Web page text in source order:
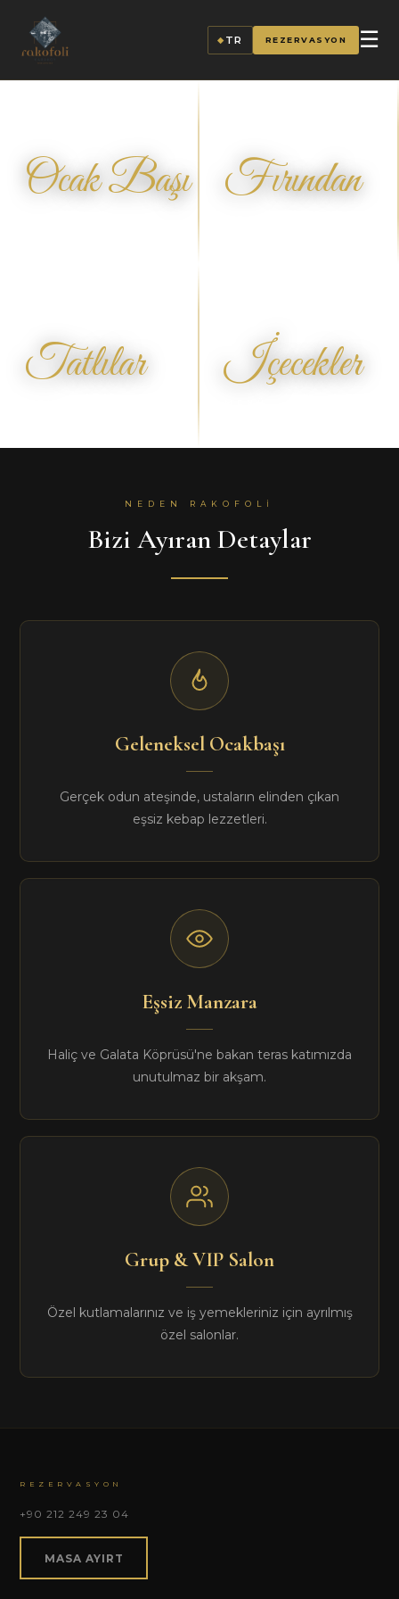
☰
◆ TR REZERVASYON
Rakofoli — Karaköy
Ocak Başı Fırından
Tatlılar İçecekler
NEDEN RAKOFOLI
Bizi Ayıran Detaylar
Geleneksel Ocakbaşı
Gerçek odun ateşinde, ustaların elinden çıkan
eşsiz kebap lezzetleri.
Eşsiz Manzara
Haliç ve Galata Köprüsü'ne bakan teras katımızda
unutulmaz bir akşam.
Grup & VIP Salon
Özel kutlamalarınız ve iş yemekleriniz için ayrılmış
özel salonlar.
REZERVASYON
+90 212 249 23 04
MASA AYIRT